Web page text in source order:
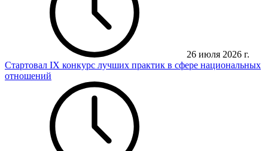
26 июля 2026 г.
Стартовал IX конкурс лучших практик в сфере национальных
отношений